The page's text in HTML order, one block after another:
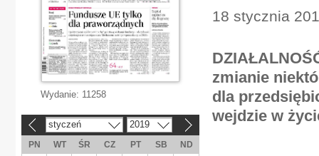
18 stycznia
zmianie
dla
wejdzie w
Wydanie: 11258
styczeń 2019
PN WT ŚR CZ PT SB
ND